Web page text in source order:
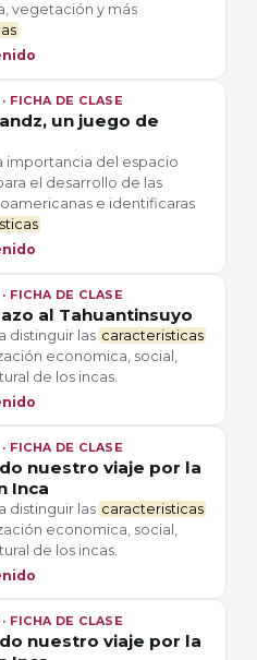
vegetación y más
FICHA DE CLASE
un juego de
importancia del espacio
el desarrollo de las
e identificaras
FICHA DE CLASE
al Tahuantinsuyo
distinguir las caracteristicas
economica, social,
de los incas.
FICHA DE CLASE
nuestro viaje por la
Inca
distinguir las caracteristicas
economica, social,
de los incas.
FICHA DE CLASE
nuestro viaje por la